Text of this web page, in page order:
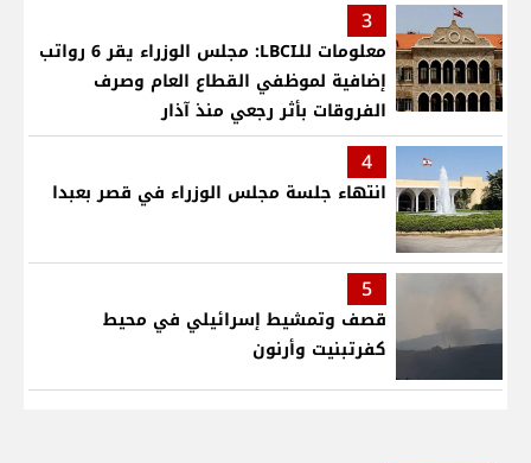
3
معلومات للـLBCI: مجلس الوزراء يقر 6 رواتب
إضافية لموظفي القطاع العام وصرف
الفروقات بأثر رجعي منذ آذار
4
انتهاء جلسة مجلس الوزراء في قصر بعبدا
5
قصف وتمشيط إسرائيلي في محيط
كفرتبنيت وأرنون